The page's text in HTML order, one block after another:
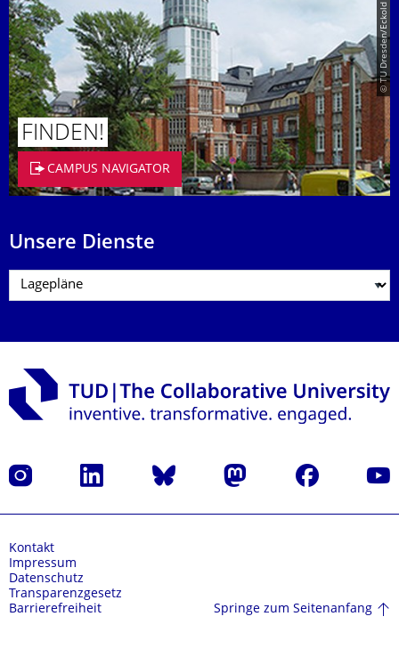
© TU Dresden/Eckold
FINDEN!
CAMPUS NAVIGATOR
Unsere Dienste
Instagram LinkedIn Bluesky Mastodon Facebook
Kontakt
Impressum
Datenschutz
Transparenzgesetz
Barrierefreiheit
Springe zum Seitenanfang